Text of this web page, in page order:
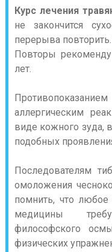
Курс лечения
не закончится
перерыва
Повторы
лет.
аллергическим
виде кожного зуда,
подобных
Последователям
омоложения
помнить, что любое
медицины
философского
физических